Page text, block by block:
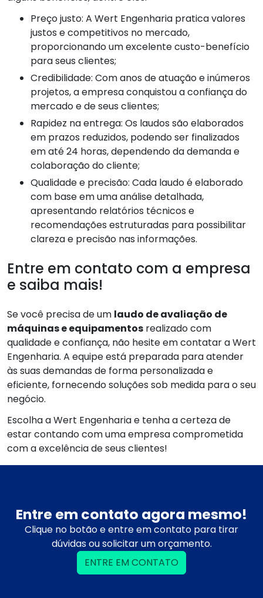
Preço justo: A Wert Engenharia pratica valores
justos e competitivos no mercado,
proporcionando um excelente custo-benefício
para seus clientes;
Credibilidade: Com anos de atuação e inúmeros
projetos, a empresa conquistou a confiança do
mercado e de seus clientes;
Rapidez na entrega: Os laudos são elaborados
em prazos reduzidos, podendo ser finalizados
em até 24 horas, dependendo da demanda e
colaboração do cliente;
Qualidade e precisão: Cada laudo é elaborado
com base em uma análise detalhada,
apresentando relatórios técnicos e
recomendações estruturadas para possibilitar
clareza e precisão nas informações.
Entre em contato com a empresa
e saiba mais!
Se você precisa de um laudo de avaliação de
máquinas e equipamentos realizado com
qualidade e confiança, não hesite em contatar a Wert
Engenharia. A equipe está preparada para atender
às suas demandas de forma personalizada e
eficiente, fornecendo soluções sob medida para o seu
negócio.
Escolha a Wert Engenharia e tenha a certeza de
estar contando com uma empresa comprometida
com a excelência de seus clientes!
Entre em contato agora mesmo!
Clique no botão e entre em contato para tirar
dúvidas ou solicitar um orçamento.
ENTRE EM CONTATO